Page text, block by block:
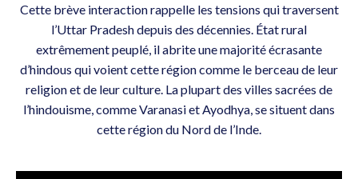
Cette brève interaction rappelle les tensions qui traversent
l’Uttar Pradesh depuis des décennies. État rural
extrêmement peuplé, il abrite une majorité écrasante
d’hindous qui voient cette région comme le berceau de leur
religion et de leur culture. La plupart des villes sacrées de
l’hindouisme, comme Varanasi et Ayodhya, se situent dans
cette région du Nord de l’Inde.